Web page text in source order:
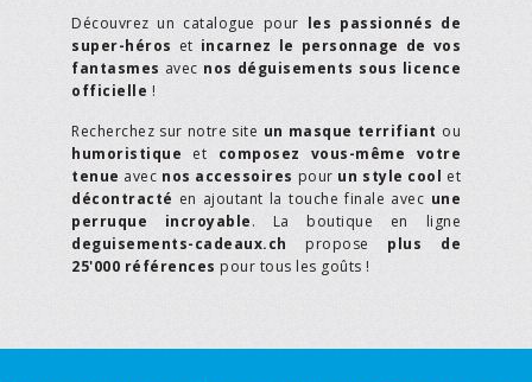
Découvrez un catalogue pour les passionnés de
super-héros et incarnez le personnage de vos
fantasmes avec nos déguisements sous licence
officielle !
Recherchez sur notre site un masque terrifiant ou
humoristique et composez vous-même votre
tenue avec nos accessoires pour un style cool et
décontracté en ajoutant la touche finale avec une
perruque incroyable. La boutique en ligne
deguisements-cadeaux.ch propose plus de
25'000 références pour tous les goûts !